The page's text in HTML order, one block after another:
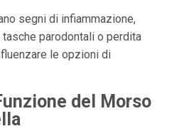
segni di infiammazione,
parodontali o perdita
le opzioni di
del Morso